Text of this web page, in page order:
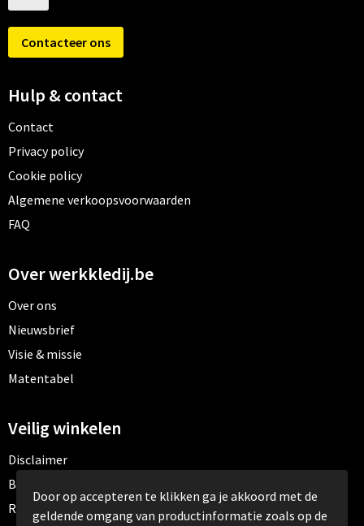
Contacteer ons
Hulp & contact
Contact
Privacy policy
Cookie policy
Algemene verkoopsvoorwaarden
FAQ
Over werkkledij.be
Over ons
Nieuwsbrief
Visie & missie
Matentabel
Veilig winkelen
Disclaimer
Betaalmethoden
Retourneren
Door op accepteren te klikken ga je akkoord met de
geldende omgang van productinformatie zoals op de